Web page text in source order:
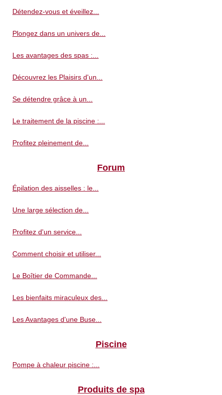
Détendez-vous et éveillez...
Plongez dans un univers de...
Les avantages des spas :...
Découvrez les Plaisirs d'un...
Se détendre grâce à un...
Le traitement de la piscine :...
Profitez pleinement de...
Forum
Épilation des aisselles : le...
Une large sélection de...
Profitez d'un service...
Comment choisir et utiliser...
Le Boîtier de Commande...
Les bienfaits miraculeux des...
Les Avantages d'une Buse...
Piscine
Pompe à chaleur piscine :...
Produits de spa